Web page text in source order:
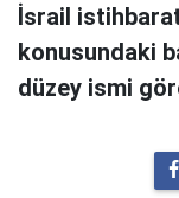
İsrail
konusundaki
düzey ismi